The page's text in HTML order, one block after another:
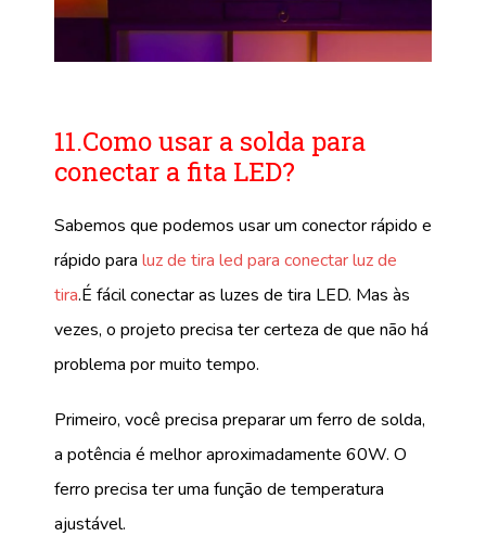
11.Como usar a solda para
conectar a fita LED?
Sabemos que podemos usar um conector rápido e
rápido para luz de tira led para conectar luz de
tira.É fácil conectar as luzes de tira LED. Mas às
vezes, o projeto precisa ter certeza de que não há
problema por muito tempo.
Primeiro, você precisa preparar um ferro de solda,
a potência é melhor aproximadamente 60W. O
ferro precisa ter uma função de temperatura
ajustável.